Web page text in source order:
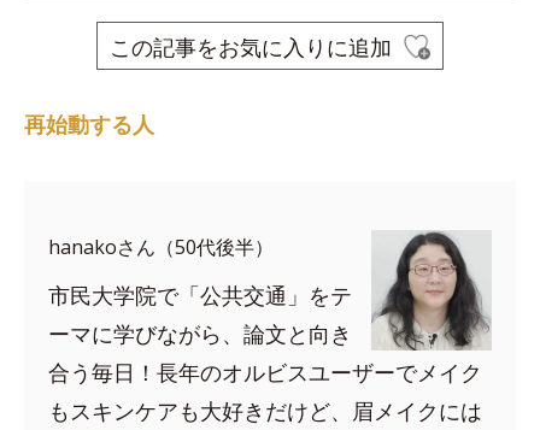
この記事をお気に入りに追加
再始動する人
hanakoさん（50代後半）
市民大学院で「公共交通」をテ
ーマに学びながら、論文と向き
合う毎日！長年のオルビスユーザーでメイク
もスキンケアも大好きだけど、眉メイクには